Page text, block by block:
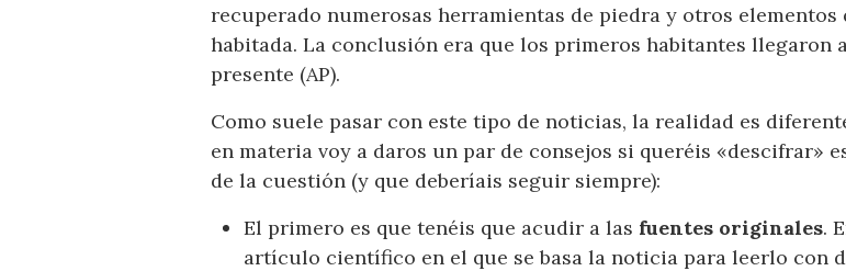
recuperado numerosas herramientas de piedra y otros
habitada. La conclusión era que los primeros habitantes llegaron
presente (AP).
Como suele pasar con este tipo de noticias, la realidad es
en materia voy a daros un par de consejos si queréis «descifrar»
de la cuestión (y que deberíais seguir siempre):
El primero es que tenéis que acudir a las fuentes originales.
artículo científico en el que se basa la noticia para leerlo con